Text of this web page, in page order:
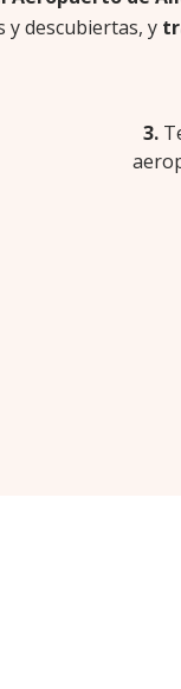
y descubiertas, y
3.